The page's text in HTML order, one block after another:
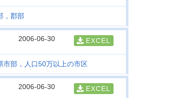
，郡部
2006-06-30 EXCEL
市部，人口50万以上の市区
2006-06-30 EXCEL